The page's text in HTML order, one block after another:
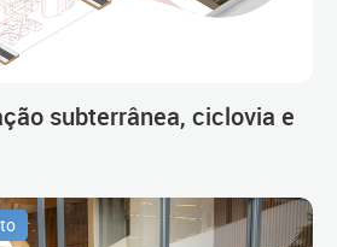
subterrânea, ciclovia e